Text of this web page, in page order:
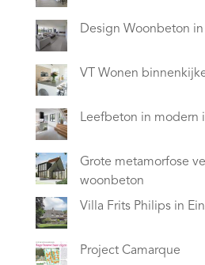
Design Woonbeton
VT Wonen
Leefbeton in modern
Grote metamorfose
woonbeton
Villa Frits Philips in
Project Camarque